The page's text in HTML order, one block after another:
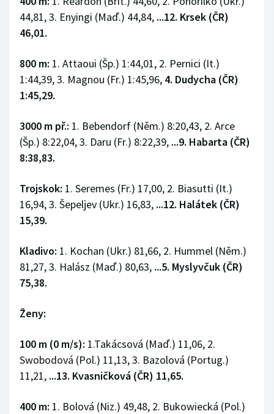
44,81, 3. Enyingi (Maď.) 44,84, ...12. Krsek (ČR)
46,01.
800 m: 1. Attaoui (Šp.) 1:44,01, 2. Pernici (It.)
1:44,39, 3. Magnou (Fr.) 1:45,96, 4. Dudycha (ČR)
1:45,29.
3000 m př.: 1. Bebendorf (Něm.) 8:20,43, 2. Arce
(Šp.) 8:22,04, 3. Daru (Fr.) 8:22,39, ...9. Habarta (ČR)
8:38,83.
Trojskok: 1. Seremes (Fr.) 17,00, 2. Biasutti (It.)
16,94, 3. Šepeljev (Ukr.) 16,83, ...12. Halátek (ČR)
15,39.
Kladivo: 1. Kochan (Ukr.) 81,66, 2. Hummel (Něm.)
81,27, 3. Halász (Maď.) 80,63, ...5. Myslyvčuk (ČR)
75,38.
Ženy:
100 m (0 m/s): 1.Takácsová (Maď.) 11,06, 2.
Swobodová (Pol.) 11,13, 3. Bazolová (Portug.)
11,21, ...13. Kvasničková (ČR) 11,65.
400 m: 1. Bolová (Niz.) 49,48, 2. Bukowiecká (Pol.)